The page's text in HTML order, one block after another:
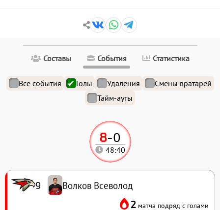
Составы События Статистика
Все события Голы Удаления
Смены вратарей
Тайм-ауты
8-0
48:40
9 Волков Всеволод
2 матча подряд с голами